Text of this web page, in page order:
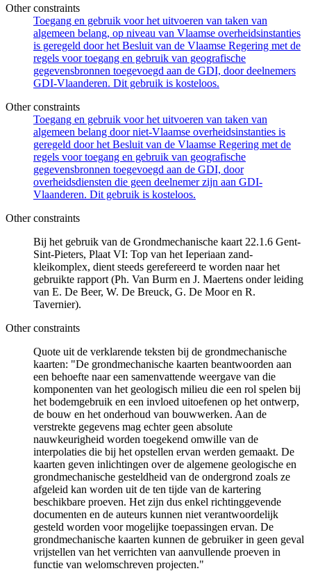
Other constraints
Toegang en gebruik voor het uitvoeren van taken van
algemeen belang, op niveau van Vlaamse overheidsinstanties
is geregeld door het Besluit van de Vlaamse Regering met de
regels voor toegang en gebruik van geografische
gegevensbronnen toegevoegd aan de GDI, door deelnemers
GDI-Vlaanderen. Dit gebruik is kosteloos.
Other constraints
Toegang en gebruik voor het uitvoeren van taken van
algemeen belang door niet-Vlaamse overheidsinstanties is
geregeld door het Besluit van de Vlaamse Regering met de
regels voor toegang en gebruik van geografische
gegevensbronnen toegevoegd aan de GDI, door
overheidsdiensten die geen deelnemer zijn aan GDI-
Vlaanderen. Dit gebruik is kosteloos.
Other constraints
Bij het gebruik van de Grondmechanische kaart 22.1.6 Gent-
Sint-Pieters, Plaat VI: Top van het Ieperiaan zand-
kleikomplex, dient steeds gerefereerd te worden naar het
gebruikte rapport (Ph. Van Burm en J. Maertens onder leiding
van E. De Beer, W. De Breuck, G. De Moor en R.
Tavernier).
Other constraints
Quote uit de verklarende teksten bij de grondmechanische
kaarten: "De grondmechanische kaarten beantwoorden aan
een behoefte naar een samenvattende weergave van die
komponenten van het geologisch milieu die een rol spelen bij
het bodemgebruik en een invloed uitoefenen op het ontwerp,
de bouw en het onderhoud van bouwwerken. Aan de
verstrekte gegevens mag echter geen absolute
nauwkeurigheid worden toegekend omwille van de
interpolaties die bij het opstellen ervan werden gemaakt. De
kaarten geven inlichtingen over de algemene geologische en
grondmechanische gesteldheid van de ondergrond zoals ze
afgeleid kan worden uit de ten tijde van de kartering
beschikbare proeven. Het zijn dus enkel richtinggevende
documenten en de auteurs kunnen niet verantwoordelijk
gesteld worden voor mogelijke toepassingen ervan. De
grondmechanische kaarten kunnen de gebruiker in geen geval
vrijstellen van het verrichten van aanvullende proeven in
functie van welomschreven projecten."